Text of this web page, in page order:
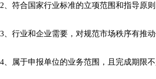
2、符合国家行业标准的立项范围和指导原则
3、行业和企业需要，对规范市场秩序有推动
4、属于申报单位的业务范围，且完成期限不